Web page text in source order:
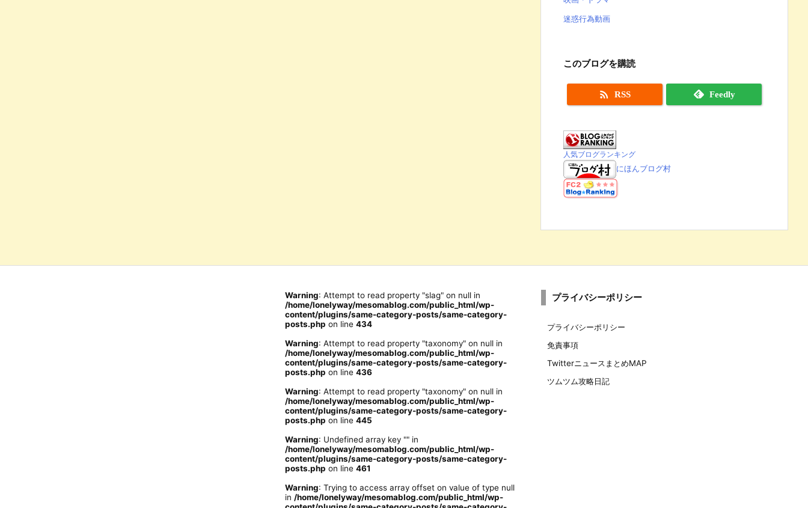
迷惑行為動画
このブログを購読
 RSS Feedly
人気ブログランキング
にほんブログ村
Warning: Attempt to read property "slag" on null in
/home/lonelyway/mesomablog.com/public_html/wp-
content/plugins/same-category-posts/same-category-
posts.php on line 434
Warning: Attempt to read property "taxonomy" on null in
/home/lonelyway/mesomablog.com/public_html/wp-
content/plugins/same-category-posts/same-category-
posts.php on line 436
Warning: Attempt to read property "taxonomy" on null in
/home/lonelyway/mesomablog.com/public_html/wp-
content/plugins/same-category-posts/same-category-
posts.php on line 445
Warning: Undefined array key "" in
/home/lonelyway/mesomablog.com/public_html/wp-
content/plugins/same-category-posts/same-category-
posts.php on line 461
Warning: Trying to access array offset on value of type null
in /home/lonelyway/mesomablog.com/public_html/wp-
プライバシーポリシー
プライバシーポリシー
免責事項
TwitterニュースまとめMAP
ツムツム攻略日記